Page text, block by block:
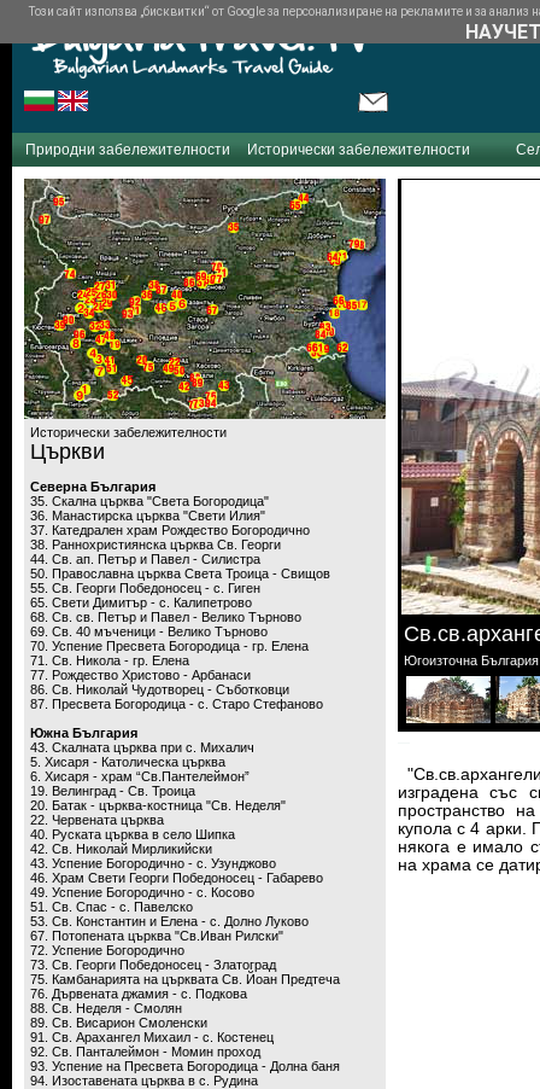
Природни забележителности Исторически забележителности
Исторически забележителности
Църкви
Северна България
35. Скална църква "Света Богородица"
36. Манастирска църква "Свети Илия"
37. Катедрален храм Рождество Богородично
38. Раннохристиянска църква Св. Георги
44. Св. ап. Петър и Павел - Силистра
50. Православна църква Света Троица - Свищов
55. Св. Георги Победоносец - с. Гиген
65. Свети Димитър - с. Калипетрово
68. Св. св. Петър и Павел - Велико Търново
69. Св. 40 мъченици - Велико Търново
70. Успение Пресвета Богородица - гр. Елена
71. Св. Никола - гр. Елена
77. Рождество Христово - Арбанаси
86. Св. Николай Чудотворец - Съботковци
87. Пресвета Богородица - с. Старо Стефаново
Южна България
43. Скалната църква при с. Михалич
5. Хисаря - Католическа църква
6. Хисаря - храм “Св.Пантелеймон”
19. Велинград - Св. Троица
20. Батак - църква-костница "Св. Неделя"
22. Червената църква
40. Руската църква в село Шипка
42. Св. Николай Мирликийски
43. Успение Богородично - с. Узунджово
46. Храм Свети Георги Победоносец - Габарево
49. Успение Богородично - с. Косово
51. Св. Спас - с. Павелско
53. Св. Константин и Елена - с. Долно Луково
67. Потопената църква "Св.Иван Рилски"
72. Успение Богородично
73. Св. Георги Победоносец - Златоград
75. Камбанарията на църквата Св. Йоан Предтеча
76. Дървената джамия - с. Подкова
88. Св. Неделя - Смолян
89. Св. Висарион Смоленски
91. Св. Арахангел Михаил - с. Костенец
92. Св. Панталеймон - Момин проход
93. Успение на Пресвета Богородица - Долна баня
94. Изоставената църква в с. Рудина
Югоизточна
изградена със
пространство
купола с 4 арки.
някога е имало
на храма се
Този сайт използва „бисквитки“ от Google за персонализиране на рекламите и за анализ